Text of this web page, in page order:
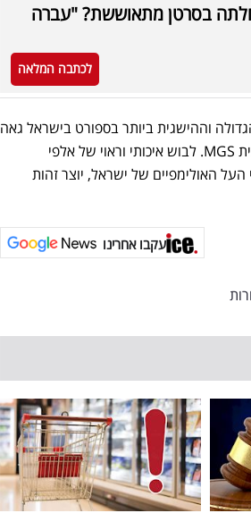
בסרטן מתאוששת? "עברה
לכתבה המלאה
וההישגית ביותר בספורט בישראל גאה
בשיתוף הפעולה הרב שנתי עם מותג הספורט היוקרתי דיאדורה מבית MGS. לבוש איכותי וראוי של אלפי
האולימפיים של ישראל, יוצר זהות
עקבו אחרינו